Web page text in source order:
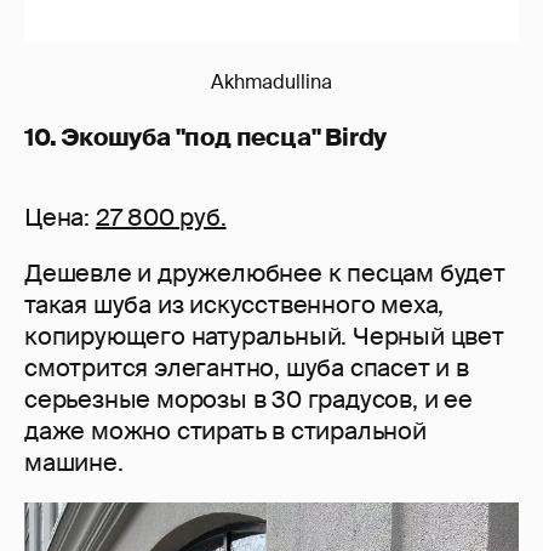
Akhmadullina
10. Экошуба "под песца" Birdy
Цена: 27 800 руб.
Дешевле и дружелюбнее к песцам будет
такая шуба из искусственного меха,
копирующего натуральный. Черный цвет
смотрится элегантно, шуба спасет и в
серьезные морозы в 30 градусов, и ее
даже можно стирать в стиральной
машине.